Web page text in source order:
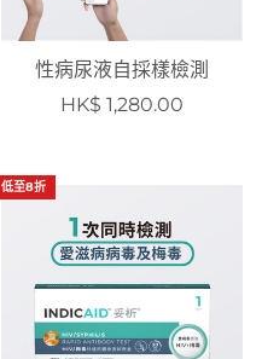
性病尿液自採樣檢測
HK$ 1,280.00
低至8折